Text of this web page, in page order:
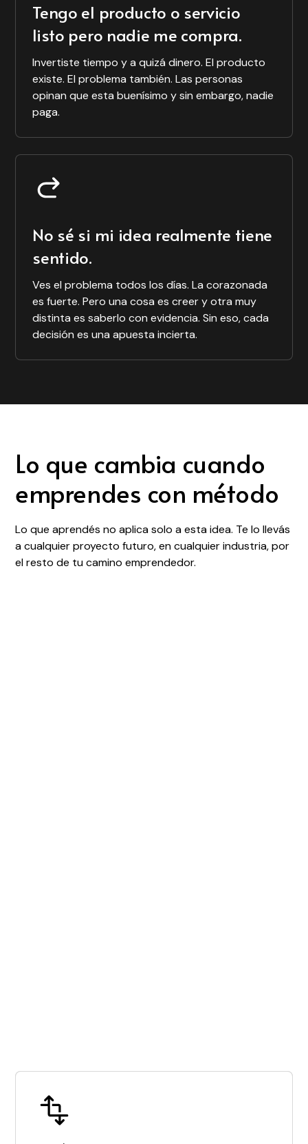
tiene tanto interés.
Así llegué a 100
clientes activos.
Ariel Gerstein
Estaba vendiendo
Todos tenemos el
chip de que
primero tené el
stock y después
Co-founder de
Tengo el producto o servicio
listo pero nadie me compra.
Invertiste tiempo y a quizá dinero. El producto
existe. El problema también. Las personas
opinan que esta buenísimo y sin embargo, nadie
paga.
No sé si mi idea realmente tiene
sentido.
Ves el problema todos los días. La corazonada
es fuerte. Pero una cosa es creer y otra muy
distinta es saberlo con evidencia. Sin eso, cada
decisión es una apuesta incierta.
Lo que cambia cuando
emprendes con método
Lo que aprendés no aplica solo a esta idea. Te lo llevás
a cualquier proyecto futuro, en cualquier industria, por
el resto de tu camino emprendedor.